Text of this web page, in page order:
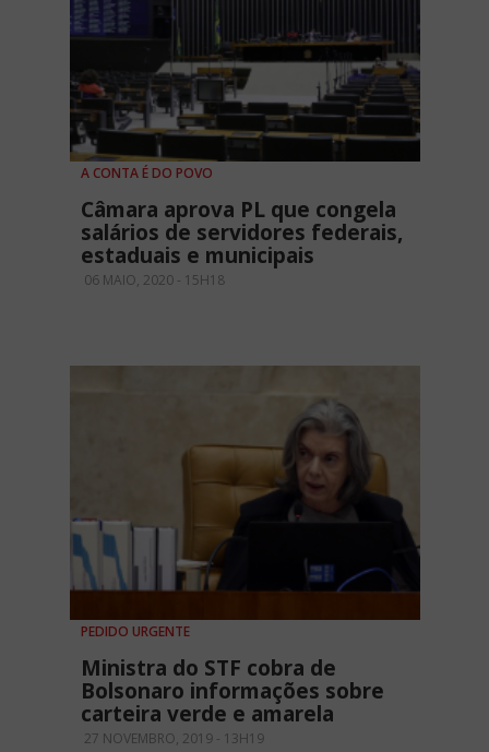
A CONTA É DO POVO
Câmara aprova PL que congela
salários de servidores federais,
estaduais e municipais
06 MAIO, 2020 - 15H18
PEDIDO URGENTE
Ministra do STF cobra de
Bolsonaro informações sobre
carteira verde e amarela
27 NOVEMBRO, 2019 - 13H19